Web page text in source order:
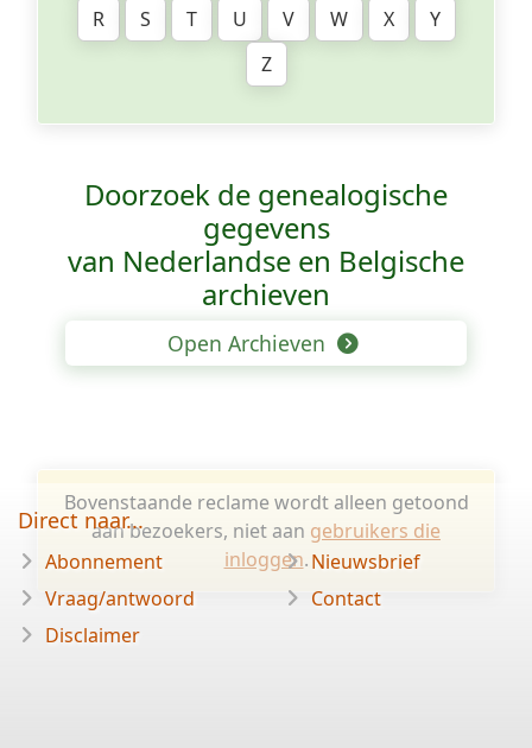
R
S T U V W X
Y
Z
Doorzoek de genealogische
gegevens
van Nederlandse en Belgische
archieven
Open Archieven
Bovenstaande reclame wordt alleen getoond
aan bezoekers, niet aan gebruikers die
inloggen.
Direct naar...
Abonnement
Vraag/antwoord
Disclaimer
Nieuwsbrief
Contact